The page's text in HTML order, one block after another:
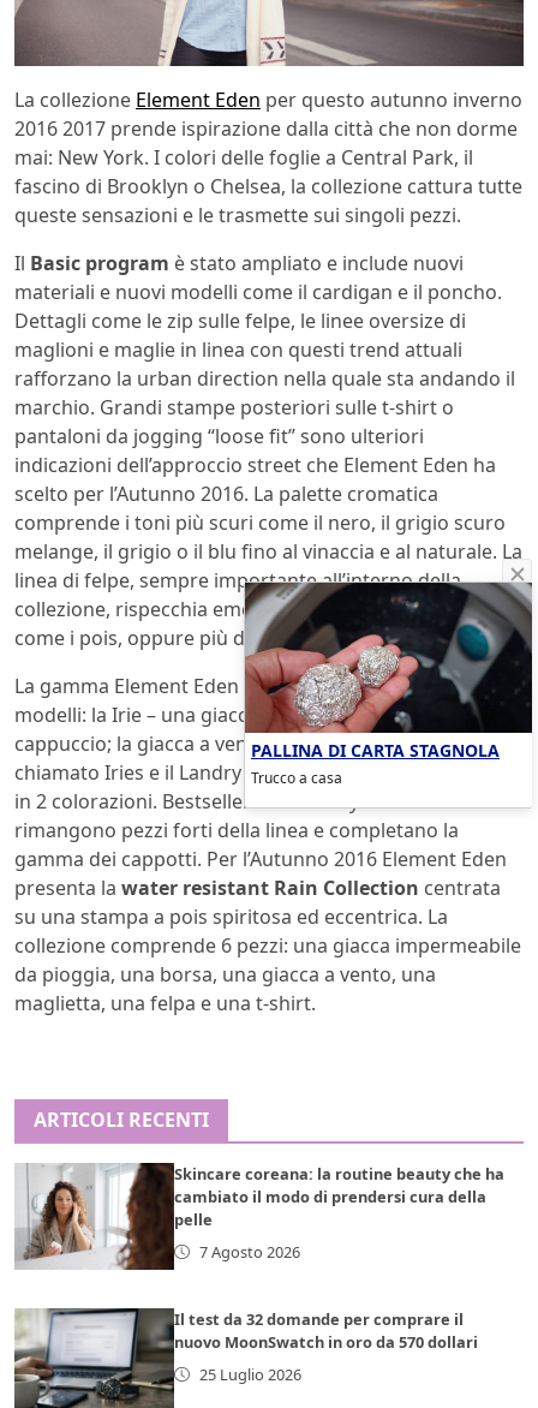
La collezione Element Eden per questo autunno inverno
2016 2017 prende ispirazione dalla città che non dorme
mai: New York. I colori delle foglie a Central Park, il
fascino di Brooklyn o Chelsea, la collezione cattura tutte
queste sensazioni e le trasmette sui singoli pezzi.
Il Basic program è stato ampliato e include nuovi
materiali e nuovi modelli come il cardigan e il poncho.
Dettagli come le zip sulle felpe, le linee oversize di
maglioni e maglie in linea con questi trend attuali
rafforzano la urban direction nella quale sta andando il
marchio. Grandi stampe posteriori sulle t-shirt o
pantaloni da jogging “loose fit” sono ulteriori
indicazioni dell’approccio street che Element Eden ha
scelto per l’Autunno 2016. La palette cromatica
comprende i toni più scuri come il nero, il grigio scuro
melange, il grigio o il blu fino al vinaccia e al naturale. La
linea di felpe, sempre importante all’interno della
collezione, rispecchia emozionanti stampe all over
come i pois, oppure più discrete texture di foglie o fiori.
La gamma Element Eden Coats aggiunge 4 nuovi
modelli: la Irie – una giacca imbottita corta e senza
cappuccio; la giacca a vento Mason; un Parka corto
chiamato Iries e il Landry – un classico parka disponibile
in 2 colorazioni. Bestseller come la Wynn e la Cleo
rimangono pezzi forti della linea e completano la
gamma dei cappotti. Per l’Autunno 2016 Element Eden
presenta la water resistant Rain Collection centrata
su una stampa a pois spiritosa ed eccentrica. La
collezione comprende 6 pezzi: una giacca impermeabile
da pioggia, una borsa, una giacca a vento, una
maglietta, una felpa e una t-shirt.
ARTICOLI RECENTI
Skincare coreana: la routine beauty che ha
cambiato il modo di prendersi cura della
pelle
7 Agosto 2026
Il test da 32 domande per comprare il
nuovo MoonSwatch in oro da 570 dollari
25 Luglio 2026
PALLINA DI CARTA STAGNOLA
Trucco a casa